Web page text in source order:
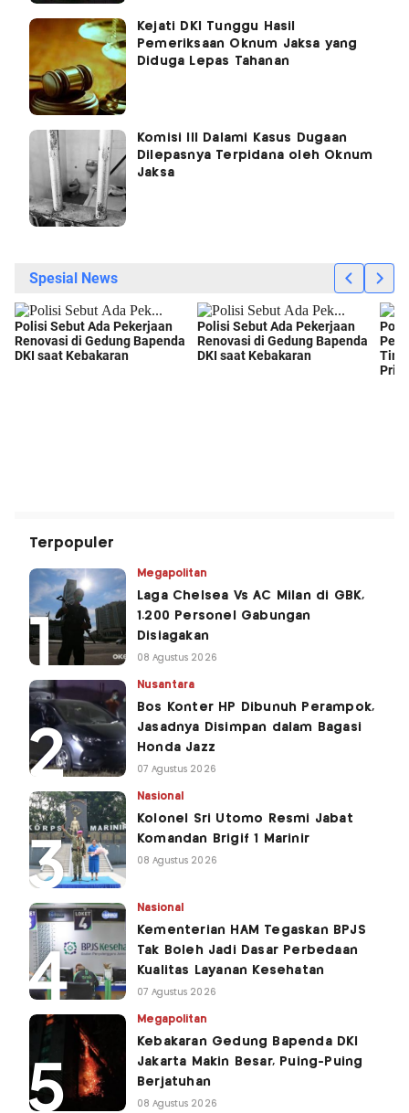
Kejati DKI Tunggu Hasil
Pemeriksaan Oknum Jaksa yang
Diduga Lepas Tahanan
Komisi III Dalami Kasus Dugaan
Dilepasnya Terpidana oleh Oknum
Jaksa
Terpopuler
Megapolitan
Laga Chelsea Vs AC Milan di GBK,
1.200 Personel Gabungan
Disiagakan
08 Agustus 2026
Nusantara
Bos Konter HP Dibunuh Perampok,
Jasadnya Disimpan dalam Bagasi
Honda Jazz
07 Agustus 2026
Nasional
Kolonel Sri Utomo Resmi Jabat
Komandan Brigif 1 Marinir
08 Agustus 2026
Nasional
Kementerian HAM Tegaskan BPJS
Tak Boleh Jadi Dasar Perbedaan
Kualitas Layanan Kesehatan
07 Agustus 2026
Megapolitan
Kebakaran Gedung Bapenda DKI
Jakarta Makin Besar, Puing-Puing
Berjatuhan
08 Agustus 2026